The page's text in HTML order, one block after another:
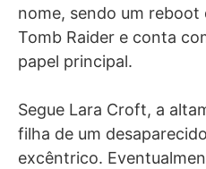
nome, sendo um reboot
Tomb Raider e conta
papel principal.
Segue Lara Croft, a
filha de um
excêntrico.